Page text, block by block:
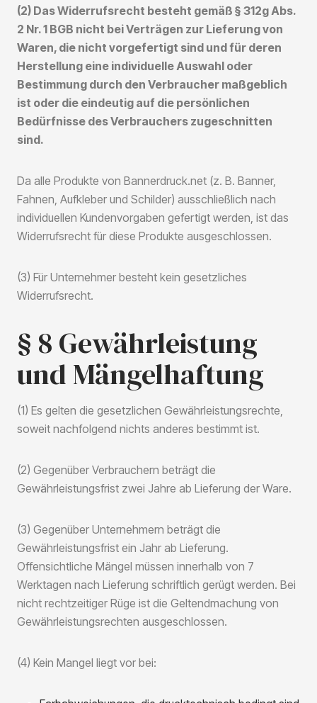
(2) Das Widerrufsrecht besteht gemäß § 312g Abs.
2 Nr. 1 BGB nicht bei Verträgen zur Lieferung von
Waren, die nicht vorgefertigt sind und für deren
Herstellung eine individuelle Auswahl oder
Bestimmung durch den Verbraucher maßgeblich
ist oder die eindeutig auf die persönlichen
Bedürfnisse des Verbrauchers zugeschnitten
sind.
Da alle Produkte von Bannerdruck.net (z. B. Banner,
Fahnen, Aufkleber und Schilder) ausschließlich nach
individuellen Kundenvorgaben gefertigt werden, ist das
Widerrufsrecht für diese Produkte ausgeschlossen.
(3) Für Unternehmer besteht kein gesetzliches
Widerrufsrecht.
§ 8 Gewährleistung
und Mängelhaftung
(1) Es gelten die gesetzlichen Gewährleistungsrechte,
soweit nachfolgend nichts anderes bestimmt ist.
(2) Gegenüber Verbrauchern beträgt die
Gewährleistungsfrist zwei Jahre ab Lieferung der Ware.
(3) Gegenüber Unternehmern beträgt die
Gewährleistungsfrist ein Jahr ab Lieferung.
Offensichtliche Mängel müssen innerhalb von 7
Werktagen nach Lieferung schriftlich gerügt werden. Bei
nicht rechtzeitiger Rüge ist die Geltendmachung von
Gewährleistungsrechten ausgeschlossen.
(4) Kein Mangel liegt vor bei: